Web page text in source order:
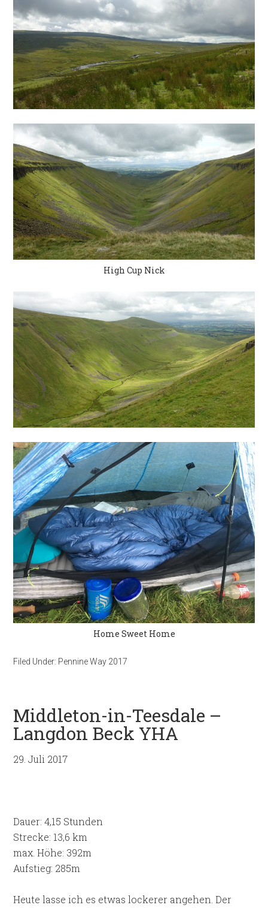
High Cup Nick
Home Sweet Home
Filed Under: Pennine Way 2017
Middleton-in-Teesdale –
Langdon Beck YHA
29. Juli 2017
Dauer: 4,15 Stunden
Strecke: 13,6 km
max. Höhe: 392m
Aufstieg: 285m
Heute lasse ich es etwas lockerer angehen. Der